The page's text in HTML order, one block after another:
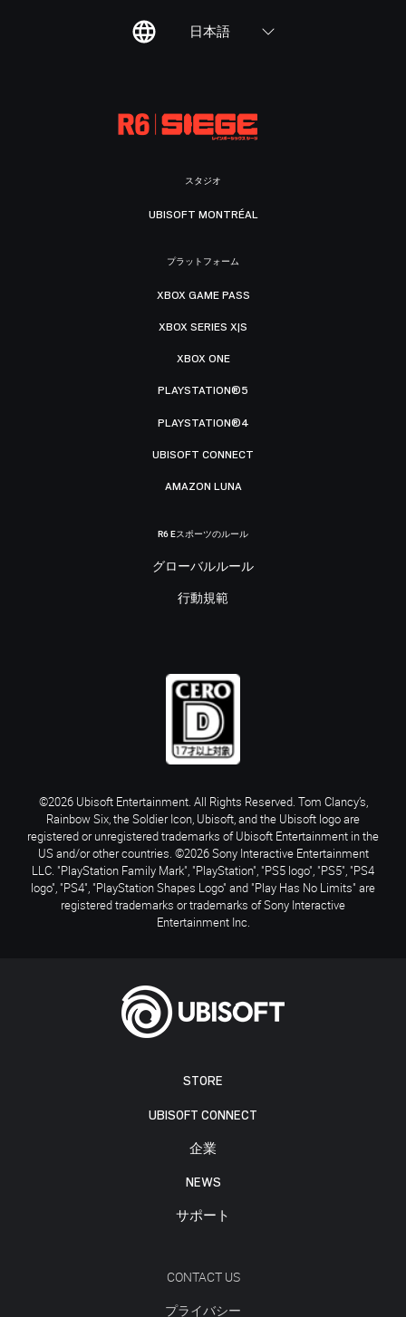
日本語
STORE
UBISOFT CONNECT
企業
NEWS
サポート
CONTACT US
プライバシー
スタジオ
UBISOFT MONTRÉAL
プラットフォーム
XBOX GAME PASS
XBOX SERIES X|S
XBOX ONE
PLAYSTATION®5
PLAYSTATION®4
UBISOFT CONNECT
AMAZON LUNA
R6 Eスポーツのルール
グローバルルール
行動規範
©2026 Ubisoft Entertainment. All Rights Reserved. Tom Clancy’s,
Rainbow Six, the Soldier Icon, Ubisoft, and the Ubisoft logo are
registered or unregistered trademarks of Ubisoft Entertainment in the
US and/or other countries. ©2026 Sony Interactive Entertainment
LLC. "PlayStation Family Mark", "PlayStation", "PS5 logo", "PS5", "PS4
logo", "PS4", "PlayStation Shapes Logo" and "Play Has No Limits" are
registered trademarks or trademarks of Sony Interactive
Entertainment Inc.